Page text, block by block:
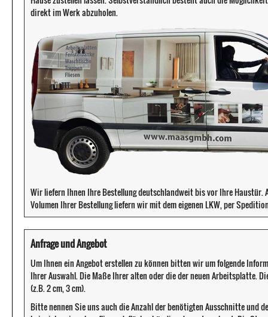
direkt im Werk abzuholen.
Wir liefern Ihnen Ihre Bestellung deutschlandweit bis vor Ihre Haustür.
Volumen Ihrer Bestellung liefern wir mit dem eigenen LKW, per
Anfrage und Angebot
Um Ihnen ein Angebot erstellen zu können bitten wir um folgende
Ihrer Auswahl. Die Maße Ihrer alten oder die der neuen Arbeitsplatte.
(z.B. 2 cm, 3 cm).
Bitte nennen Sie uns auch die Anzahl der benötigten Ausschnitte und